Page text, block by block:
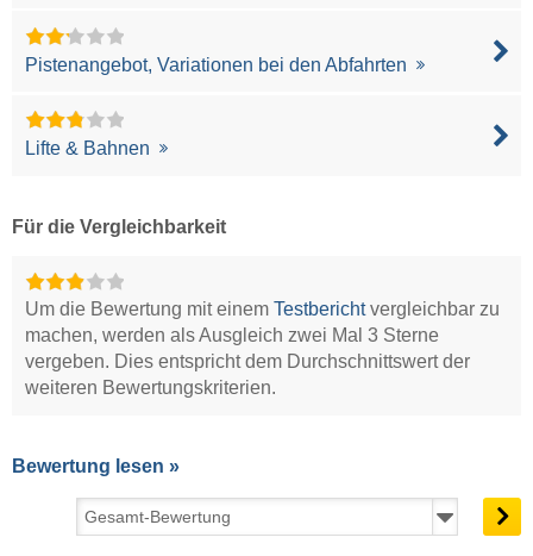
Pistenangebot, Variationen bei den Abfahrten
Lifte & Bahnen
Für die Vergleichbarkeit
Um die Bewertung mit einemTestberichtvergleichbar zu
machen, werden als Ausgleich zwei Mal 3 Sterne
vergeben. Dies entspricht dem Durchschnittswert der
weiteren Bewertungskriterien.
Bewertung lesen »